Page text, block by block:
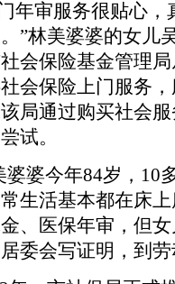
年审服务很贴心
”林美婆婆的女儿
会保险基金管理
会保险上门服务
局通过购买社会
试。
婆婆今年84岁，10
生活基本都在床
、医保年审，但
委会写证明，到